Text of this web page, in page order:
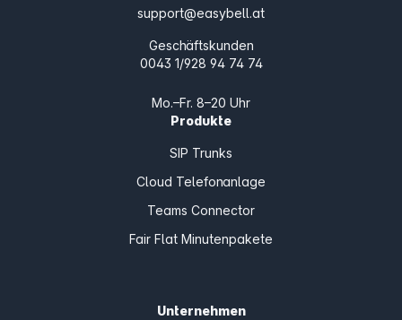
support@easybell.at
Geschäftskunden
0043 1/928 94 74 74
Mo.–Fr. 8–20 Uhr
Produkte
SIP Trunks
Cloud Telefonanlage
Teams Connector
Fair Flat Minutenpakete
Unternehmen